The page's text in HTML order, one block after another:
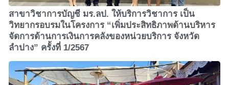
สาขาวิชาการบัญชี มร.ลป. ให้บริการวิชาการ เป็น
วิทยากรอบรมในโครงการ “เพิ่มประสิทธิภาพด้านบริหาร
จัดการด้านการเงินการคลังของหน่วยบริการ จังหวัด
ลำปาง” ครั้งที่ 1/2567